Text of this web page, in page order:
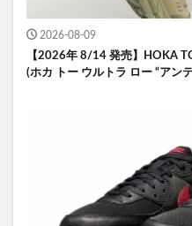
2026-08-09
【2026年 8/14 発売】HOKA
(ホカ トー ウルトラ ロー “アン